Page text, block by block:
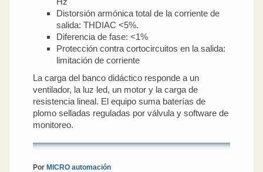
Distorsión armónica total de la corriente de
salida: THDIAC <5%.
Diferencia de fase: <1%
Protección contra cortocircuitos en la salida:
limitación de corriente
La carga del banco didáctico responde a un
ventilador, la luz led, un motor y la carga de
resistencia lineal. El equipo suma baterías de
plomo selladas reguladas por válvula y software de
monitoreo.
Por MICRO automación